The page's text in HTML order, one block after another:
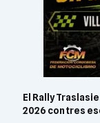
El Rally
2026 con tres